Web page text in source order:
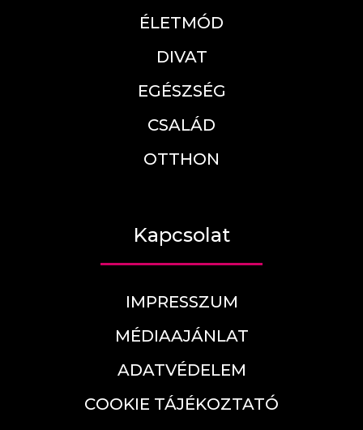
ÉLETMÓD
DIVAT
EGÉSZSÉG
CSALÁD
OTTHON
Kapcsolat
IMPRESSZUM
MÉDIAAJÁNLAT
ADATVÉDELEM
COOKIE TÁJÉKOZTATÓ